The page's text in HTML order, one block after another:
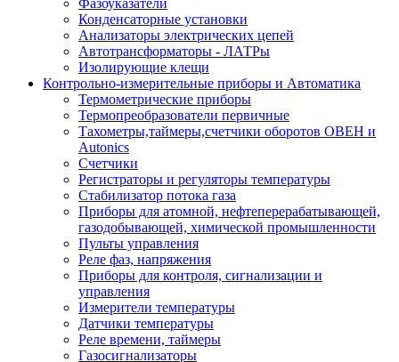
Фазоуказатели
Конденсаторные установки
Анализаторы электрических цепей
Автотрансформаторы - ЛАТРы
Изолирующие клещи
Контрольно-измерительные приборы и Автоматика
Термометрические приборы
Термопреобразователи первичные
Тахометры,таймеры,счетчики оборотов ОВЕН и
Autonics
Счетчики
Регистраторы и регуляторы температуры
Стабилизатор потока газа
Приборы для атомной, нефтеперерабатывающей,
газодобывающей, химической промышленности
Пульты управления
Реле фаз, напряжения
Приборы для контроля, сигнализации и
управления
Измерители температуры
Датчики температуры
Реле времени, таймеры
Газосигнализаторы